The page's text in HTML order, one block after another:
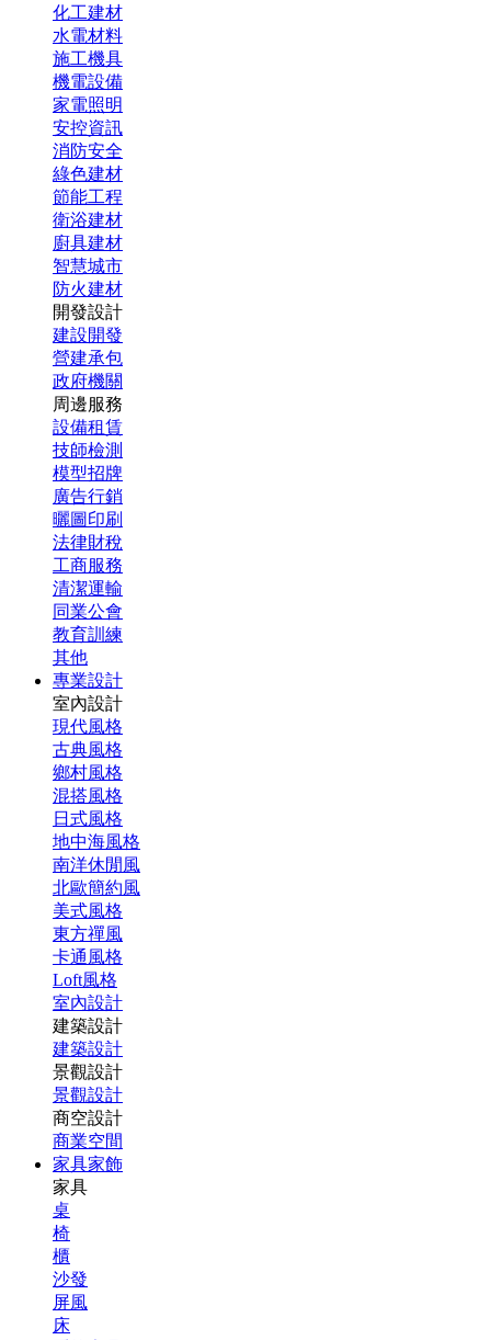
化工建材
水電材料
施工機具
機電設備
家電照明
安控資訊
消防安全
綠色建材
節能工程
衛浴建材
廚具建材
智慧城市
防火建材
開發設計
建設開發
營建承包
政府機關
周邊服務
設備租賃
技師檢測
模型招牌
廣告行銷
曬圖印刷
法律財稅
工商服務
清潔運輸
同業公會
教育訓練
其他
專業設計
室內設計
現代風格
古典風格
鄉村風格
混搭風格
日式風格
地中海風格
南洋休閒風
北歐簡約風
美式風格
東方禪風
卡通風格
Loft風格
室內設計
建築設計
建築設計
景觀設計
景觀設計
商空設計
商業空間
家具家飾
家具
桌
椅
櫃
沙發
屏風
床